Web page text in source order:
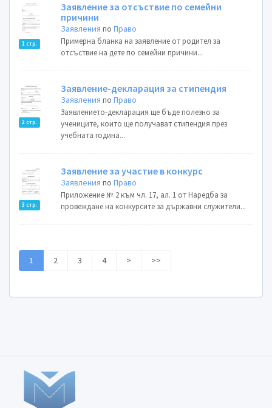
1 стр.
Заявление за отсъствие по семейни
причини
Заявления поПраво
Примерна бланка на заявление от родител за
отсъствие на дете по семейни причини...
2 стр.
Заявление-декларация за стипендия
Заявления поПраво
Заявлението-декларация ще бъде полезно за
учениците, които ще получават стипендия през
учебната година...
3 стр.
Заявление за участие в конкурс
Заявления поПраво
Приложение № 2 към чл. 17, ал. 1 от Наредба за
провеждане на конкурсите за държавни служители...
1 2 3 4 > >>